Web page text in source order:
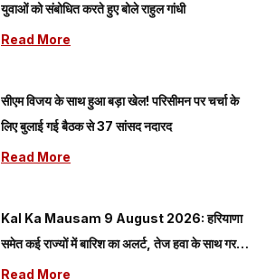
युवाओं को संबोधित करते हुए बोले राहुल गांधी
Read More
सीएम विजय के साथ हुआ बड़ा खेल! परिसीमन पर चर्चा के
लिए बुलाई गई बैठक से 37 सांसद नदारद
Read More
Kal Ka Mausam 9 August 2026: हरियाणा
समेत कई राज्यों में बारिश का अलर्ट, तेज हवा के साथ गरज-
चमक की चेतावनी
Read More